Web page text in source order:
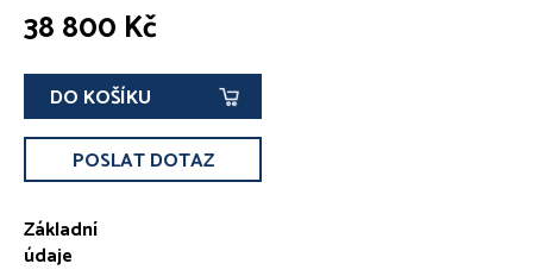
38 800 Kč
DO KOŠÍKU
POSLAT DOTAZ
Základní
údaje